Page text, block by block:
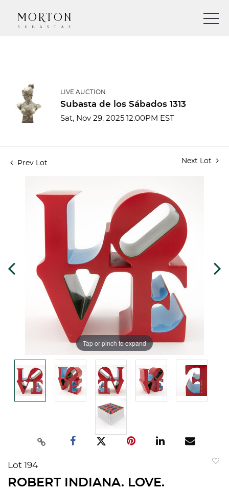
LIVE AUCTION
Subasta de los Sábados 1313
Sat, Nov 29, 2025 12:00PM EST
Prev Lot Next Lot
Tap or pinch to expand
Lot 194
ROBERT INDIANA. LOVE.